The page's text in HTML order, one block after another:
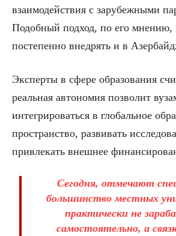
взаимодействия с зарубежными
Подобный подход, по его
постепенно внедрять и в
Эксперты в сфере образования
реальная автономия позволит
интегрироваться в глобальное
пространство, развивать
привлекать внешнее
Сегодня, отмечают
большинство местных
практически не
самостоятельно, а